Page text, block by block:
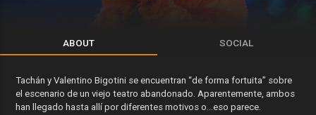
ABOUT SOCIAL
Tachán y Valentino Bigotini se encuentran “de forma fortuita” sobre
el escenario de un viejo teatro abandonado. Aparentemente, ambos
han llegado hasta allí por diferentes motivos o...eso parece.